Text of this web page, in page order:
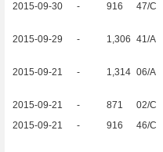
2015-09-30
- 916 47/C
2015-09-29
- 1,306 41/A
2015-09-21
- 1,314 06/A
2015-09-21
- 871 02/C
2015-09-21
- 916 46/C